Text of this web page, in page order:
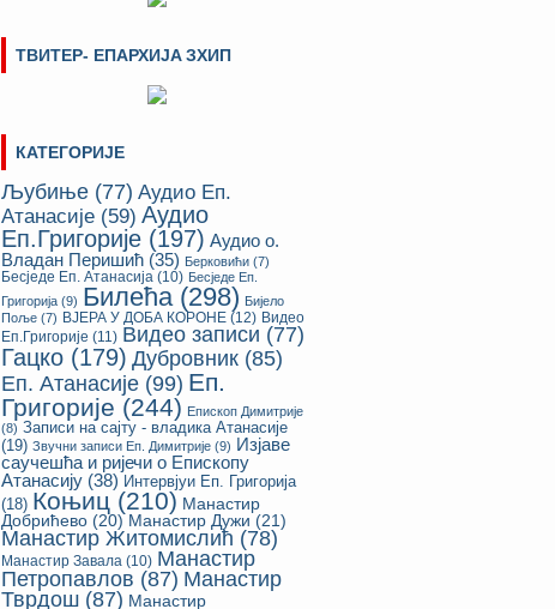
ТВИТЕР- ЕПАРХИЈA ЗХИП
КАТЕГОРИЈЕ
Љубиње (77) Аудио Еп.
Атанасије (59) Аудио
Еп.Григорије (197) Аудио о.
Владан Перишић (35) Берковићи (7)
Бесједе Еп. Атанасија (10) Бесједе Еп.
Григорија (9) Билећа(298) Бијело
Поље (7) ВЈЕРА У ДОБА КОРОНЕ (12) Видео
Еп.Григорије (11) Видео записи (77)
Гацко (179) Дубровник (85)
Еп. Атанасије (99) Еп.
Григорије (244) Епископ Димитрије
(8) Записи на сајту - владика Атанасије
(19) Звучни записи Еп. Димитрије (9) Изјаве
саучешћа и ријечи о Епископу
Атанасију (38) Интервјуи Еп. Григорија
(18) Коњиц (210) Манастир
Добрићево (20) Манастир Дужи (21)
Манастир Житомислић (78)
Манастир Завала (10) Манастир
Петропавлов (87) Манастир
Тврдош (87) Манастир